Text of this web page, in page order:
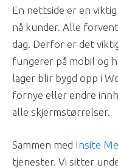
En nettside er en
nå kunder. Alle
dag. Derfor er det
fungerer på mobil og
lager blir bygd opp i
fornye eller endre
alle skjermstørrelser.
Sammen med Insite
tjenester. Vi sitter